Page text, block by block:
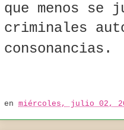
que menos se
criminales
consonancias.
en miércoles, julio 02,